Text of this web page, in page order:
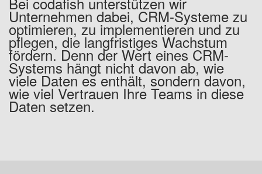
Unternehmen dabei, CRM-Systeme zu
optimieren, zu implementieren und zu
pflegen, die langfristiges Wachstum
fördern. Denn der Wert eines CRM-
Systems hängt nicht davon ab, wie
viele Daten es enthält, sondern davon,
wie viel Vertrauen Ihre Teams in diese
Daten setzen.